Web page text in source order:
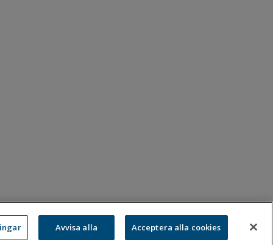
08-583 595 00Avvisa alla Acceptera alla cookies